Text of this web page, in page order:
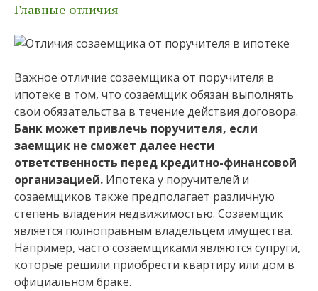
Главные отличия
Важное отличие созаемщика от поручителя в
ипотеке в том, что созаемщик обязан выполнять
свои обязательства в течение действия договора.
Банк может привлечь поручителя, если
заемщик не сможет далее нести
ответственность перед кредитно-финансовой
организацией. Ипотека у поручителей и
созаемщиков также предполагает различную
степень владения недвижимостью. Созаемщик
является полноправным владельцем имущества.
Например, часто созаемщиками являются супруги,
которые решили приобрести квартиру или дом в
официальном браке.